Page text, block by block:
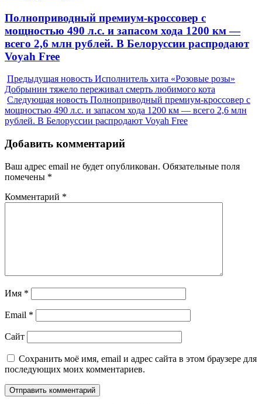
Next
Полноприводный премиум-кроссовер с
мощностью 490 л.с. и запасом хода 1200 км —
всего 2,6 млн рублей. В Белоруссии распродают
Voyah Free
Предыдущая новость Исполнитель хита «Розовые розы»
Добрынин тяжело переживал смерть любимого кота
Следующая новость Полноприводный премиум-кроссовер с
мощностью 490 л.с. и запасом хода 1200 км — всего 2,6 млн
рублей. В Белоруссии распродают Voyah Free
Добавить комментарий
Ваш адрес email не будет опубликован. Обязательные поля
помечены *
Комментарий *
Имя *
Email *
Сайт
Сохранить моё имя, email и адрес сайта в этом браузере для
последующих моих комментариев.